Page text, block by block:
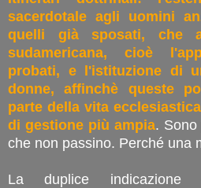
sacerdotale agli uomini
quelli già sposati, che
sudamericana, cioè
probati, e l'istituzione di
donne, affinchè queste
parte della vita
di gestione più ampia. Sono
che non passino. Perché una
La duplice indicazione